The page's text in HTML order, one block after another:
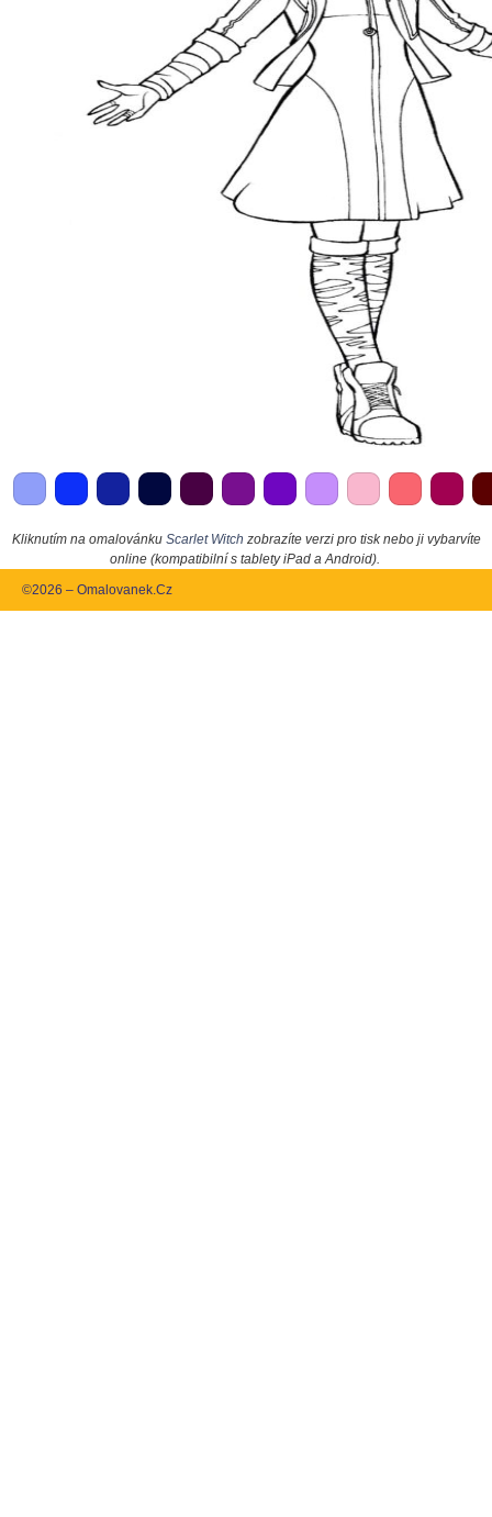
Kliknutím na omalovánku Scarlet Witch zobrazíte verzi pro tisk nebo ji vybarvíte
online (kompatibilní s tablety iPad a Android).
©2026 – Omalovanek.Cz